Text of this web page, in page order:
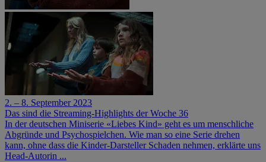
2. – 8. September 2023
Das sind die Streaming-Highlights der Woche 36
In der deutschen Miniserie «Liebes Kind» geht es um menschliche
Abgründe und Psychospielchen. Wie man so eine Serie drehen
kann, ohne dass die Kinder-Darsteller Schaden nehmen, erklärte uns
Head-Autorin ...